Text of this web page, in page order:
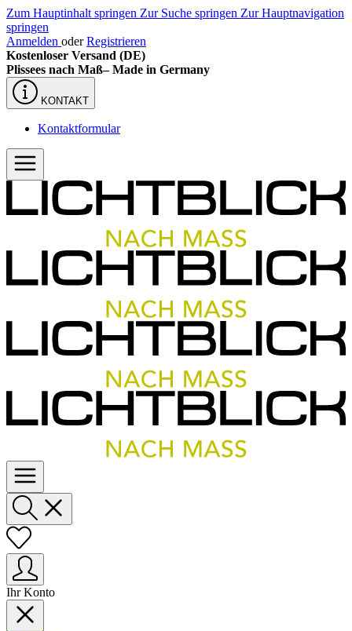
Zum Hauptinhalt springen Zur Suche springen Zur Hauptnavigation
springen
Anmelden oder Registrieren
Kostenloser Versand (DE)
Plissees nach Maß–Made in Germany
KONTAKT
Kontaktformular
Ihr Konto